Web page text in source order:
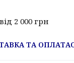
2 000 грн
ТА ОПЛАТА